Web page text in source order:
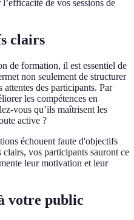
de vos sessions de
clairs
de formation, il est essentiel de
non seulement de structurer
attentes des participants. Par
les compétences en
vous qu’ils maîtrisent les
active ?
échouent faute d'objectifs
vos participants sauront ce
leur motivation et leur
votre public